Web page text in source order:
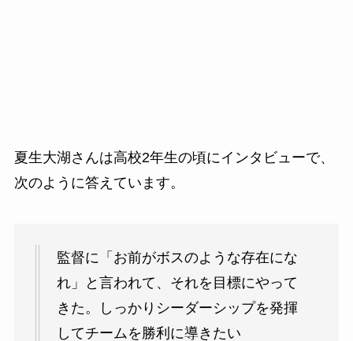
夏生大湖さんは高校2年生の頃にインタビューで、
次のように答えています。
監督に「お前がボスのような存在にな
れ」と言われて、それを目標にやって
きた。しっかりシーダーシップを発揮
してチームを勝利に導きたい